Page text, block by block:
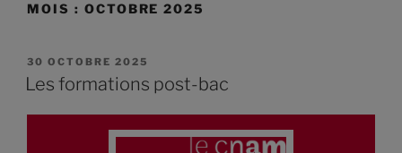
MOIS : OCTOBRE 2025
30 OCTOBRE 2025
Les formations post-bac